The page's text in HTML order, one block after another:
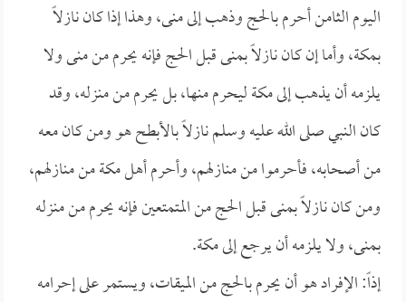
اليوم الثامن أحرم بالحج وذهب إلى منى، وهذا إذا كان نازلاً
بمكة، وأما إن كان نازلاً بمنى قبل الحج فإنه يحرم من منى ولا
يلزمه أن يذهب إلى مكة ليحرم منها، بل يحرم من منزله، وقد
كان النبي صلى الله عليه وسلم نازلاً بالأبطح هو ومن كان معه
من أصحابه، فأحرموا من منازلهم، وأحرم أهل مكة من منازلهم،
ومن كان نازلاً بمنى قبل الحج من المتمتعين فإنه يحرم من منزله
بمنى، ولا يلزمه أن يرجع إلى مكة.
إذاً: الإفراد هو أن يحرم بالحج من الميقات، ويستمر على إحرامه